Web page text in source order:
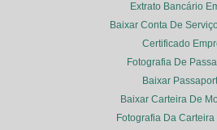
Extrato Bancário
Baixar Conta De
Certificado
Fotografia De
Baixar
Baixar Carteira De
Fotografia Da